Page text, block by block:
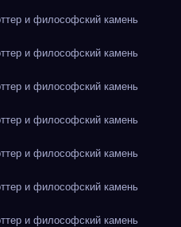
и философский камень
и философский камень
и философский камень
и философский камень
и философский камень
и философский камень
и философский камень